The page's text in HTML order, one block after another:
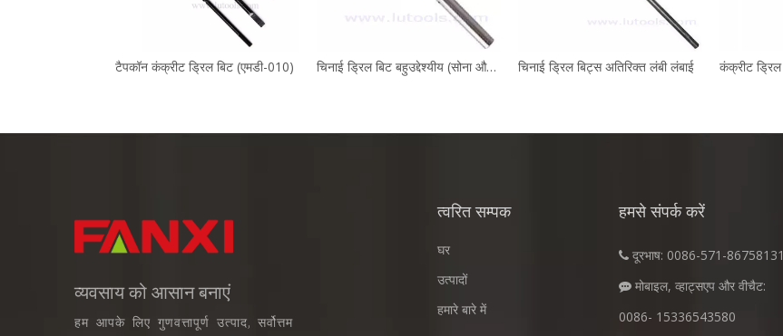
टैपकॉन कंक्रीट ड्रिल बिट (एमडी-010) चिनाई ड्रिल बिट बहुउद्देश्यीय (सोना और चांदी) चिनाई ड्रिल बिट्स अतिरिक्त लंबी लंबाई
व्यवसाय को आसान बनाएं
हम आपके लिए गुणवत्तापूर्ण उत्पाद, सर्वोत्तम
त्वरित सम्पक
घर
उत्पादों
हमारे बारे में
हमसे संपर्क करें
 दूरभाष: 0086-571-86758131
 मोबाइल, व्हाट्सएप और वीचैट:
0086- 15336543580